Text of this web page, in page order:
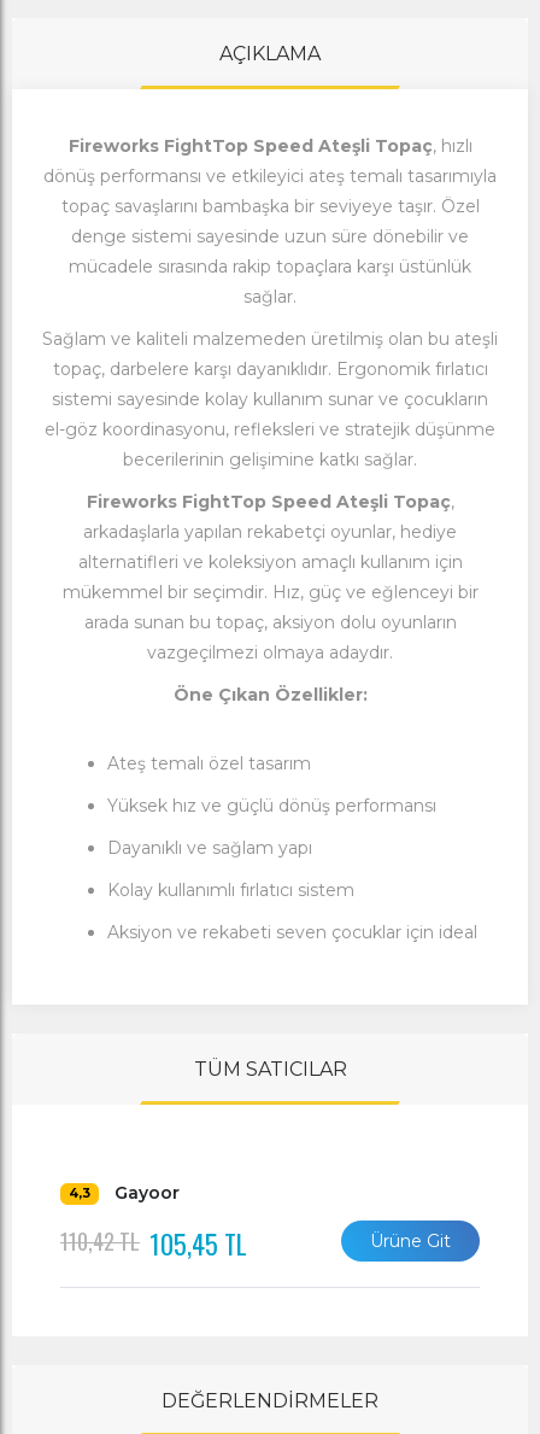
AÇIKLAMA
Fireworks FightTop Speed Ateşli Topaç, hızlı
dönüş performansı ve etkileyici ateş temalı tasarımıyla
topaç savaşlarını bambaşka bir seviyeye taşır. Özel
denge sistemi sayesinde uzun süre dönebilir ve
mücadele sırasında rakip topaçlara karşı üstünlük
sağlar.
Sağlam ve kaliteli malzemeden üretilmiş olan bu ateşli
topaç, darbelere karşı dayanıklıdır. Ergonomik fırlatıcı
sistemi sayesinde kolay kullanım sunar ve çocukların
el-göz koordinasyonu, refleksleri ve stratejik düşünme
becerilerinin gelişimine katkı sağlar.
Fireworks FightTop Speed Ateşli Topaç,
arkadaşlarla yapılan rekabetçi oyunlar, hediye
alternatifleri ve koleksiyon amaçlı kullanım için
mükemmel bir seçimdir. Hız, güç ve eğlenceyi bir
arada sunan bu topaç, aksiyon dolu oyunların
vazgeçilmezi olmaya adaydır.
Öne Çıkan Özellikler:
Ateş temalı özel tasarım
Yüksek hız ve güçlü dönüş performansı
Dayanıklı ve sağlam yapı
Kolay kullanımlı fırlatıcı sistem
Aksiyon ve rekabeti seven çocuklar için ideal
TÜM SATICILAR
4,3 Gayoor
110,42 TL 105,45 TL Ürüne Git
DEĞERLENDİRMELER